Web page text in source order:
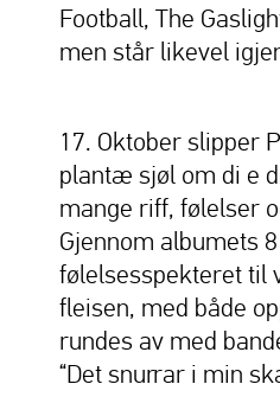
Football, The
men står likevel
17. Oktober slipper
plantæ sjøl om di e
mange riff, følelser
Gjennom albumets
følelsesspekteret til
fleisen, med både
rundes av med
“Det snurrar i min